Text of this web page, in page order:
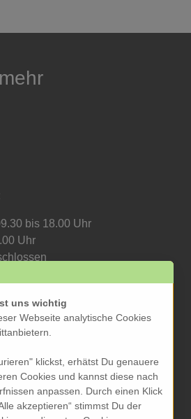
bis 18.00 Uhr
Uhr
uns wichtig
Webseite analytische Cookies
klickst, erhätst Du genauere
Cookies und kannst diese nach
anpassen. Durch einen Klick
akzeptieren“ stimmst Du der